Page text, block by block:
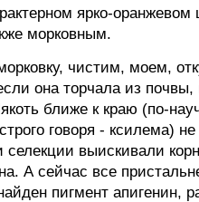
ярко-оранжевом
морковным.
чистим, моем,
она торчала из почвы,
ближе к краю (по-
говоря - ксилема) не
селекции выискивали
А сейчас все
пигмент апигенин,